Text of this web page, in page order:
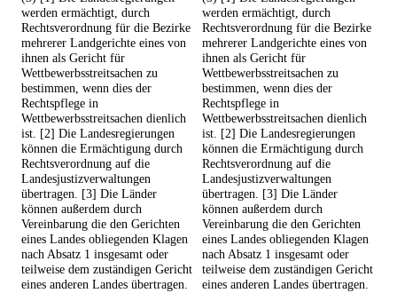
werden ermächtigt, durch
Rechtsverordnung für die Bezirke
mehrerer Landgerichte eines von
ihnen als Gericht für
Wettbewerbsstreitsachen zu
bestimmen, wenn dies der
Rechtspflege in
Wettbewerbsstreitsachen dienlich
ist. [2] Die Landesregierungen
können die Ermächtigung durch
Rechtsverordnung auf die
Landesjustizverwaltungen
übertragen. [3] Die Länder
können außerdem durch
Vereinbarung die den Gerichten
eines Landes obliegenden Klagen
nach Absatz 1 insgesamt oder
teilweise dem zuständigen Gericht
eines anderen Landes übertragen.
werden ermächtigt, durch
Rechtsverordnung für die Bezirke
mehrerer Landgerichte eines von
ihnen als Gericht für
Wettbewerbsstreitsachen zu
bestimmen, wenn dies der
Rechtspflege in
Wettbewerbsstreitsachen dienlich
ist. [2] Die Landesregierungen
können die Ermächtigung durch
Rechtsverordnung auf die
Landesjustizverwaltungen
übertragen. [3] Die Länder
können außerdem durch
Vereinbarung die den Gerichten
eines Landes obliegenden Klagen
nach Absatz 1 insgesamt oder
teilweise dem zuständigen Gericht
eines anderen Landes übertragen.